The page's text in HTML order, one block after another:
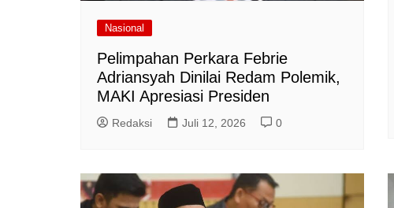
Nasional
Pelimpahan Perkara Febrie
Adriansyah Dinilai Redam Polemik,
MAKI Apresiasi Presiden
Redaksi Juli 12, 2026 0